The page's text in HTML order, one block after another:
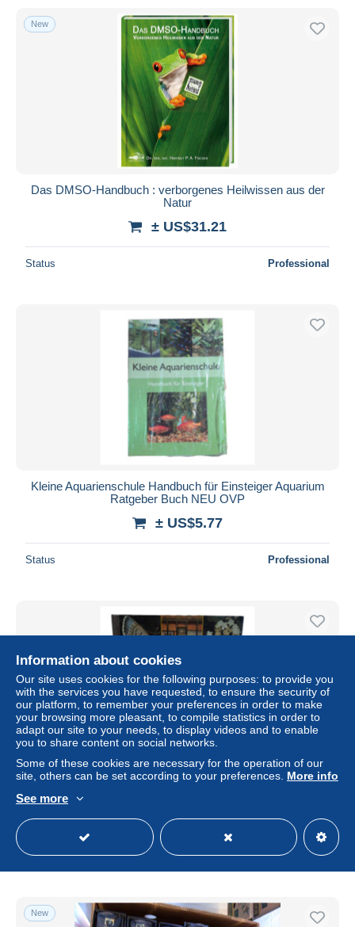
New
Das DMSO-Handbuch : verborgenes Heilwissen aus der
Natur
± US$31.21
Status Professional
Kleine Aquarienschule Handbuch für Einsteiger Aquarium
Ratgeber Buch NEU OVP
± US$5.77
Status Professional
Der große ADAC Führer durch Wald Feld und Flur Natur
± US$17.33
Status Professional
New
Information about cookies
Our site uses cookies for the following purposes: to provide you
with the services you have requested, to ensure the security of
our platform, to remember your preferences in order to make
your browsing more pleasant, to compile statistics in order to
adapt our site to your needs, to display videos and to enable
you to share content on social networks.
Some of these cookies are necessary for the operation of our
site, others can be set according to your preferences. More info
See more